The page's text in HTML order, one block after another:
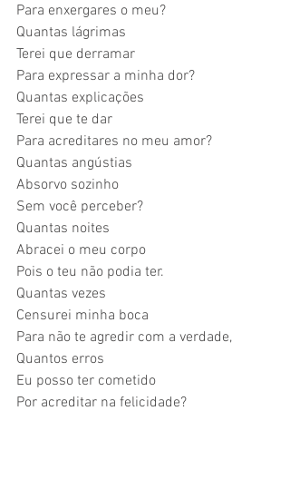
Para enxergares o meu?
Quantas lágrimas
Terei que derramar
Para expressar a minha dor?
Quantas explicações
Terei que te dar
Para acreditares no meu amor?
Quantas angústias
Absorvo sozinho
Sem você perceber?
Quantas noites
Abracei o meu corpo
Pois o teu não podia ter.
Quantas vezes
Censurei minha boca
Para não te agredir com a verdade,
Quantos erros
Eu posso ter cometido
Por acreditar na felicidade?